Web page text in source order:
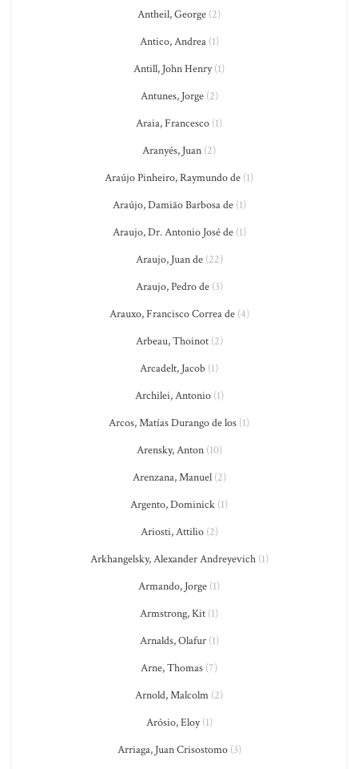
Antheil, George (2)
Antico, Andrea(1)
Antill, John Henry(1)
Antunes, Jorge(2)
Araia, Francesco (1)
Aranyés, Juan (2)
Araújo Pinheiro, Raymundo de (1)
Araújo, Damião Barbosa de(1)
Araujo, Dr. Antonio José de(1)
Araujo, Juan de(22)
Araujo, Pedro de(3)
Arauxo, Francisco Correa de(4)
Arbeau, Thoinot(2)
Arcadelt, Jacob (1)
Archilei, Antonio(1)
Arcos, Matías Durango de los (1)
Arensky, Anton(10)
Arenzana, Manuel(2)
Argento, Dominick (1)
Ariosti, Attilio(2)
Arkhangelsky, Alexander Andreyevich(1)
Armando, Jorge (1)
Armstrong, Kit (1)
Arnalds, Olafur(1)
Arne, Thomas (7)
Arnold, Malcolm (2)
Arósio, Eloy(1)
Arriaga, Juan Crisostomo(3)